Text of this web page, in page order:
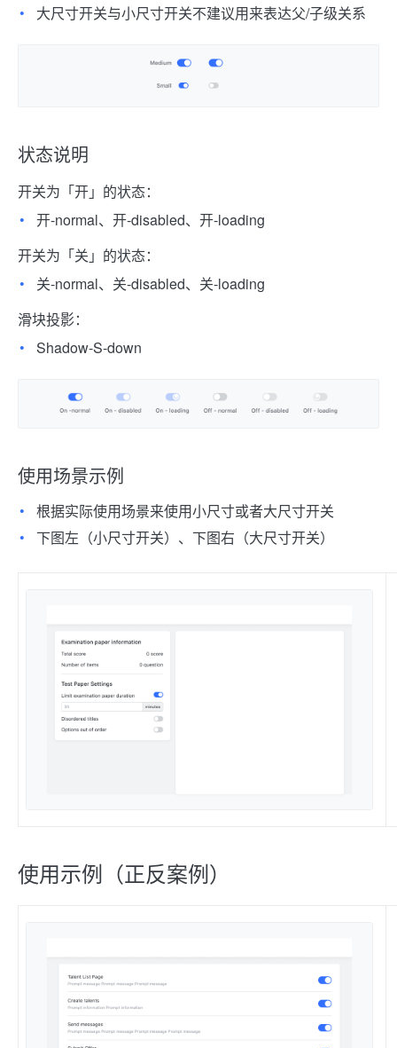
大尺寸开关与小尺寸开关不建议用来表达父/子级关系
状态说明
开关为「开」的状态：
开-normal、开-disabled、开-loading
开关为「关」的状态：
关-normal、关-disabled、关-loading
滑块投影：
Shadow-S-down
使用场景示例
根据实际使用场景来使用小尺寸或者大尺寸开关
下图左（小尺寸开关）、下图右（大尺寸开关）
使用示例（正反案例）